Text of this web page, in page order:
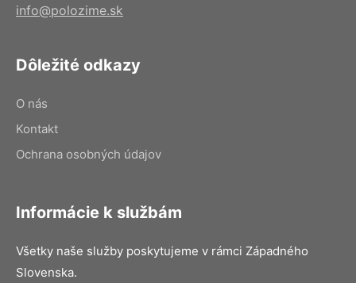
info@polozime.sk
Dôležité odkazy
O nás
Kontakt
Ochrana osobných údajov
Informácie k službám
Všetky naše služby poskytujeme v rámci Západného
Slovenska.